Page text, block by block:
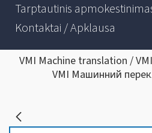
Tarptautinis
Kontaktai / Apklausa
VMI Machine translation /
VMI Машинний